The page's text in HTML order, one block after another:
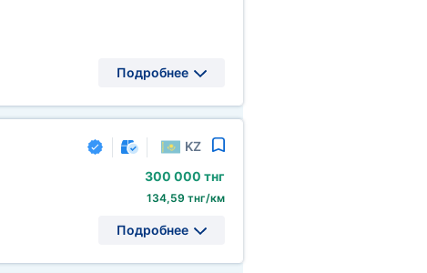
Подробнее
KZ
300 000 тнг
134,59 тнг/км
Подробнее